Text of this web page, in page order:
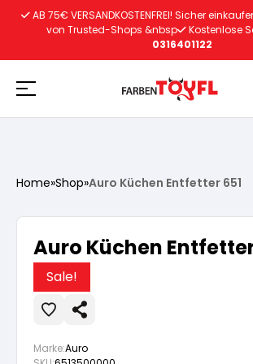
Vorbereitung
Wasserlösliche Grundierung
Lacke
Vorbereitung
Autoreparatur
Vorbereitung
Innenfarben
AB 75€ VERSANDKOSTENFREI! Sicher
von Trusted-Shops &nbsp
Kostenlose
0316401122
Home»Shop»Auro Küchen Entfetter 651
Auro Küchen
Sale!
Marke:Auro